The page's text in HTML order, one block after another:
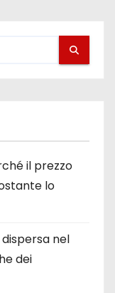
il prezzo
lo
nel
dei